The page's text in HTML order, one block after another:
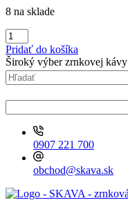
8 na sklade
množstvo
Trismoka
Caffe
Italia
zrnková
Pridať do košíka
Široký výber zrnkovej kávy
results
0907 221 700
obchod@skava.sk